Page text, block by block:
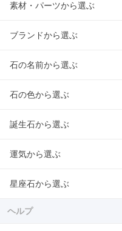
素材・パーツから選ぶ
ブランドから選ぶ
石の名前から選ぶ
石の色から選ぶ
誕生石から選ぶ
運気から選ぶ
星座石から選ぶ
ヘルプ